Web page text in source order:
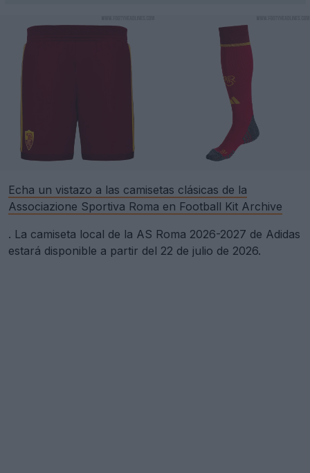
Echa un vistazo a las camisetas clásicas de la
Associazione Sportiva Roma en Football Kit Archive
. La camiseta local de la AS Roma 2026-2027 de Adidas
estará disponible a partir del 22 de julio de 2026.